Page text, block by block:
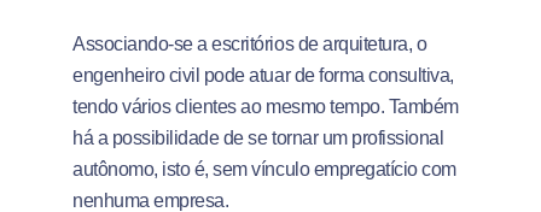
Associando-se a escritórios de arquitetura, o
engenheiro civil pode atuar de forma consultiva,
tendo vários clientes ao mesmo tempo. Também
há a possibilidade de se tornar um profissional
autônomo, isto é, sem vínculo empregatício com
nenhuma empresa.